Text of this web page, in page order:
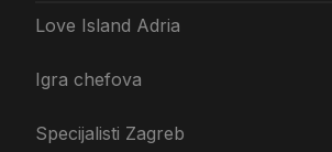
Love Island Adria
Igra chefova
Specijalisti Zagreb